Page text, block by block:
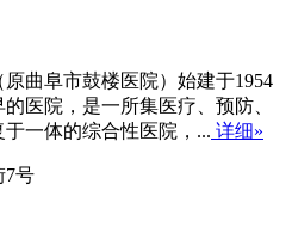
曲阜市鼓楼医院）始建于1954
医院，是一所集医疗、预防、
一体的综合性医院，... 详细»
7号